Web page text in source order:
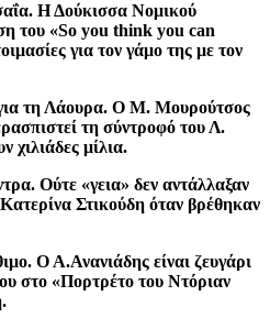
Η Δούκισσα Νομικού
του «So you think you can
για τον γάμο της με τον
τη Λάουρα. Ο Μ. Μουρούτσος
τη σύντροφό του Λ.
χιλιάδες μίλια.
Ούτε «γεια» δεν αντάλλαξαν
Στικούδη όταν βρέθηκαν
Ο Α.Ανανιάδης είναι ζευγάρι
στο «Πορτρέτο του Ντόριαν